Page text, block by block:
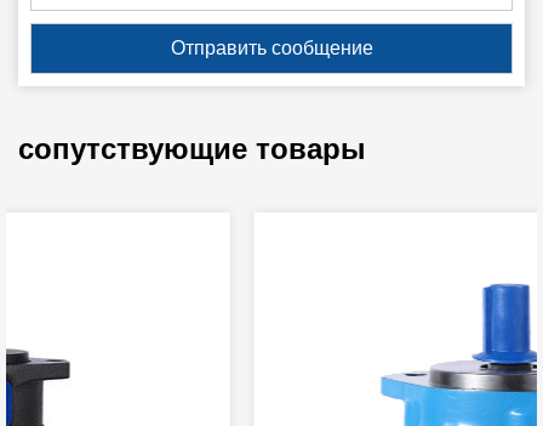
сопутствующие товары